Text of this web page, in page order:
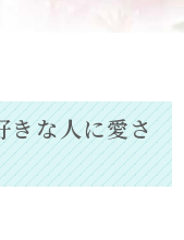
きな人に愛さ